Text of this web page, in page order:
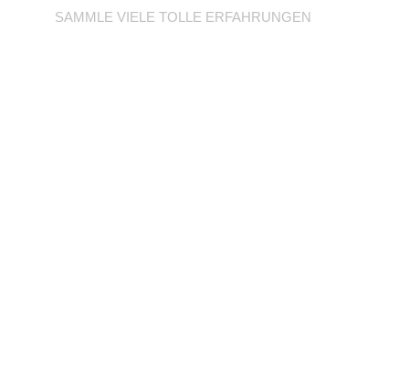
SAMMLE VIELE TOLLE ERFAHRUNGEN